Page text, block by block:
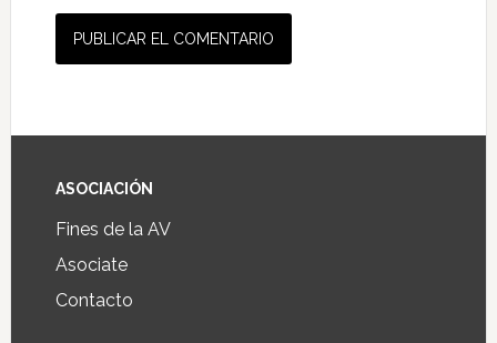
ASOCIACIÓN
Fines de la AV
Asociate
Contacto